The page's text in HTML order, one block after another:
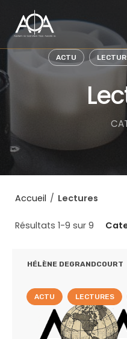
content
ACTU
Accueil / Lectures
Résultats 1-9 sur 9
HÉLÈNE DEGRANDCOURT
ACTU LECTURES